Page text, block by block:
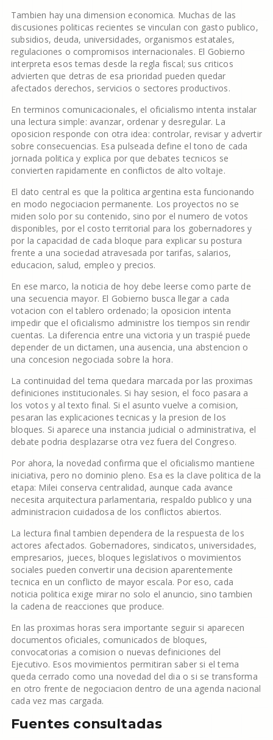
Tambien hay una dimension economica. Muchas de las
discusiones politicas recientes se vinculan con gasto publico,
subsidios, deuda, universidades, organismos estatales,
regulaciones o compromisos internacionales. El Gobierno
interpreta esos temas desde la regla fiscal; sus criticos
advierten que detras de esa prioridad pueden quedar
afectados derechos, servicios o sectores productivos.
En terminos comunicacionales, el oficialismo intenta instalar
una lectura simple: avanzar, ordenar y desregular. La
oposicion responde con otra idea: controlar, revisar y advertir
sobre consecuencias. Esa pulseada define el tono de cada
jornada politica y explica por que debates tecnicos se
convierten rapidamente en conflictos de alto voltaje.
El dato central es que la politica argentina esta funcionando
en modo negociacion permanente. Los proyectos no se
miden solo por su contenido, sino por el numero de votos
disponibles, por el costo territorial para los gobernadores y
por la capacidad de cada bloque para explicar su postura
frente a una sociedad atravesada por tarifas, salarios,
educacion, salud, empleo y precios.
En ese marco, la noticia de hoy debe leerse como parte de
una secuencia mayor. El Gobierno busca llegar a cada
votacion con el tablero ordenado; la oposicion intenta
impedir que el oficialismo administre los tiempos sin rendir
cuentas. La diferencia entre una victoria y un traspié puede
depender de un dictamen, una ausencia, una abstencion o
una concesion negociada sobre la hora.
La continuidad del tema quedara marcada por las proximas
definiciones institucionales. Si hay sesion, el foco pasara a
los votos y al texto final. Si el asunto vuelve a comision,
pesaran las explicaciones tecnicas y la presion de los
bloques. Si aparece una instancia judicial o administrativa, el
debate podria desplazarse otra vez fuera del Congreso.
Por ahora, la novedad confirma que el oficialismo mantiene
iniciativa, pero no dominio pleno. Esa es la clave politica de la
etapa: Milei conserva centralidad, aunque cada avance
necesita arquitectura parlamentaria, respaldo publico y una
administracion cuidadosa de los conflictos abiertos.
La lectura final tambien dependera de la respuesta de los
actores afectados. Gobernadores, sindicatos, universidades,
empresarios, jueces, bloques legislativos o movimientos
sociales pueden convertir una decision aparentemente
tecnica en un conflicto de mayor escala. Por eso, cada
noticia politica exige mirar no solo el anuncio, sino tambien
la cadena de reacciones que produce.
En las proximas horas sera importante seguir si aparecen
documentos oficiales, comunicados de bloques,
convocatorias a comision o nuevas definiciones del
Ejecutivo. Esos movimientos permitiran saber si el tema
queda cerrado como una novedad del dia o si se transforma
en otro frente de negociacion dentro de una agenda nacional
cada vez mas cargada.
Fuentes consultadas